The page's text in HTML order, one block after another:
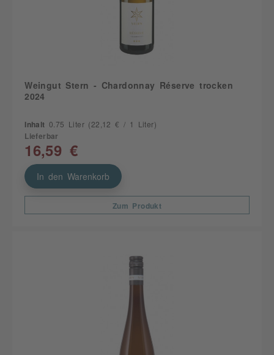
Weingut Stern - Chardonnay Réserve trocken
2024
Inhalt 0.75 Liter (22,12 € / 1 Liter)
Lieferbar
16,59 €
In den Warenkorb
Zum Produkt